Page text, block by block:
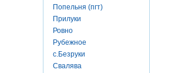
Попельня (пгт)
Прилуки
Ровно
Рубежное
с.Безруки
Свалява